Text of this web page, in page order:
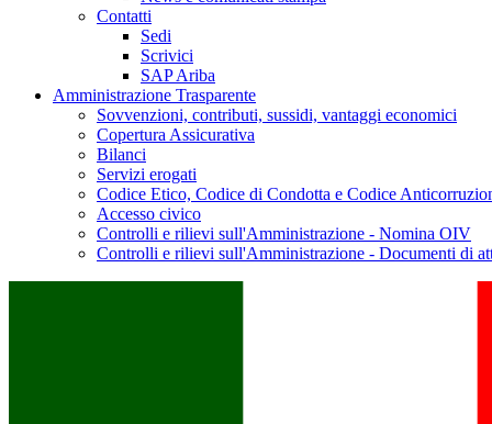
Contatti
Sedi
Scrivici
SAP Ariba
Amministrazione Trasparente
Sovvenzioni, contributi, sussidi, vantaggi economici
Copertura Assicurativa
Bilanci
Servizi erogati
Codice Etico, Codice di Condotta e Codice
Accesso civico
Controlli e rilievi sull'Amministrazione - Nomina OIV
Controlli e rilievi sull'Amministrazione - Documenti di